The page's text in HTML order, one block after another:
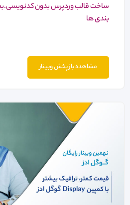
ساخت قالب وردپرس بدون
بندی ها
مشاهده باز پخش وبینار